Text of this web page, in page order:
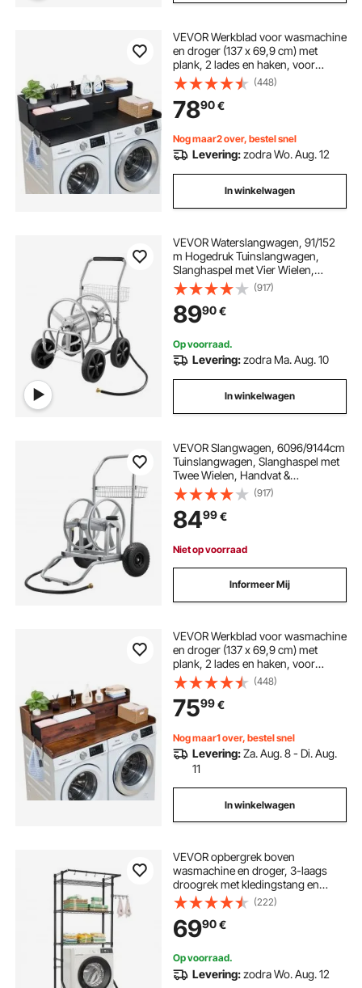
VEVOR Werkblad voor wasmachine
en droger (137 x 69,9 cm) met
plank, 2 lades en haken, voor
linnenkast, voorraadkast, aanrecht,
draagvermogen 113 kg, zwart, met
opbergruimte voor wasmiddel
(448)
7890€
Nog maar2 over, bestel snel
Levering:zodra Wo. Aug. 12
In winkelwagen
VEVOR Waterslangwagen, 91/152
m Hogedruk Tuinslangwagen,
Slanghaspel met Vier Wielen,
Handvat en Duurzame Netmand,
Draagbare Slanghaspel voor
Tuinbewatering, Autowassen
(917)
8990€
Op voorraad.
Levering:zodra Ma. Aug. 10
In winkelwagen
VEVOR Slangwagen, 6096/9144cm
Tuinslangwagen, Slanghaspel met
Twee Wielen, Handvat &
Opbergmand, Multifunctionele
Slanghaspel voor Tuin, Auto
675x610x900mm
(917)
8499€
Niet op voorraad
Informeer Mij
VEVOR Werkblad voor wasmachine
en droger (137 x 69,9 cm) met
plank, 2 lades en haken, voor
linnenkast, voorraadkast, aanrecht,
draagvermogen 113 kg, bruin, met
opbergruimte voor wasmiddel
(448)
7599€
Nog maar1 over, bestel snel
Levering:Za. Aug. 8 - Di. Aug.
11
In winkelwagen
VEVOR opbergrek boven
wasmachine en droger, 3-laags
droogrek met kledingstang en
haken, verstelbare planken voor
wasmachines met één laag, voor
opslag en organisatie
(222)
6990€
Op voorraad.
Levering:zodra Wo. Aug. 12